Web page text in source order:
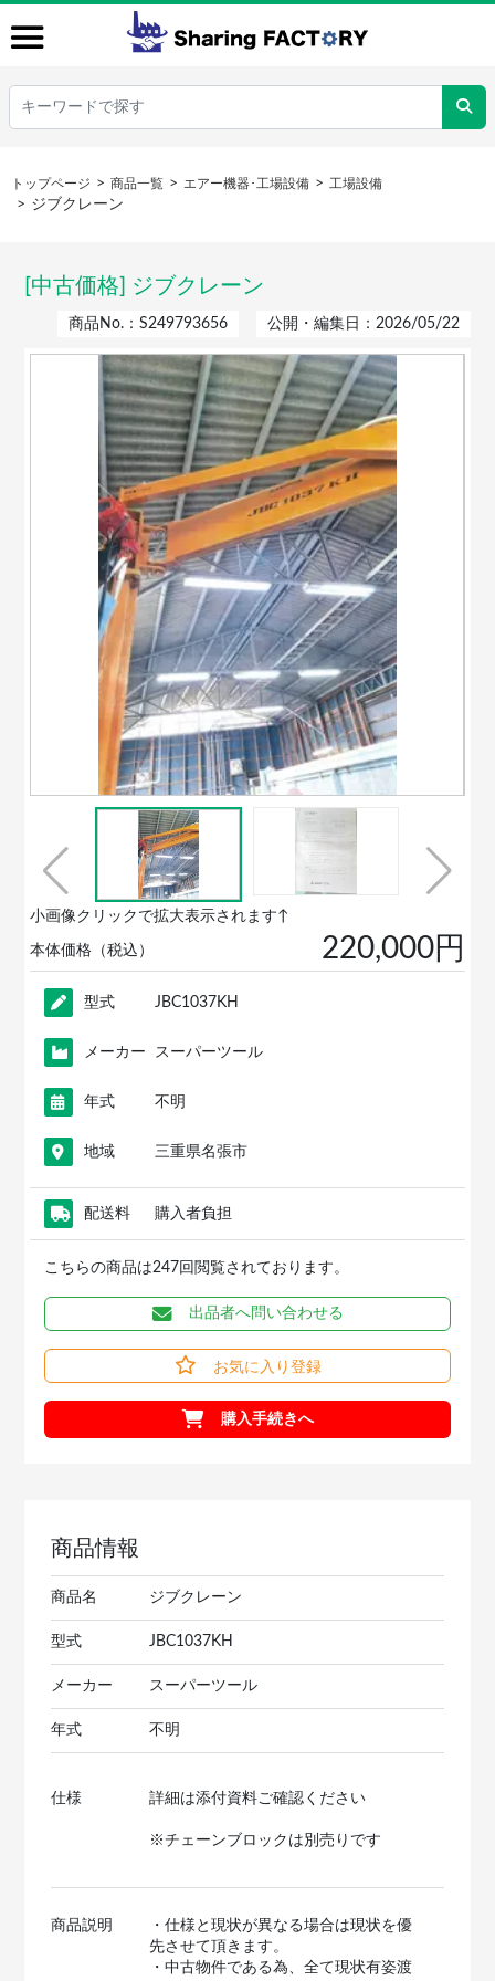
トップページ 商品一覧 エアー機器･工場設備 工場設備
ジブクレーン
[中古価格] ジブクレーン
商品No.：S249793656 公開・編集日：2026/05/22
小画像クリックで拡大表示されます↑
本体価格（税込） 220,000円
型式 JBC1037KH
メーカー スーパーツール
年式 不明
地域 三重県名張市
配送料 購入者負担
こちらの商品は247回閲覧されております。
出品者へ問い合わせる
お気に入り登録
購入手続きへ
商品情報
商品名 ジブクレーン
型式 JBC1037KH
メーカー スーパーツール
年式 不明
仕様 詳細は添付資料ご確認ください
※チェーンブロックは別売りです
商品説明
・仕様と現状が異なる場合は現状を優
先させて頂きます。
・中古物件である為、全て現状有姿渡